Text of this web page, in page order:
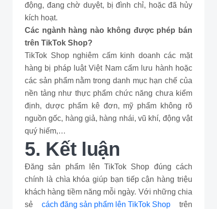
động, đang chờ duyệt, bị đình chỉ, hoặc đã hủy
kích hoạt.
Các ngành hàng nào không được phép bán
trên TikTok Shop?
TikTok Shop nghiêm cấm kinh doanh các mặt
hàng bị pháp luật Việt Nam cấm lưu hành hoặc
các sản phẩm nằm trong danh mục hạn chế của
nền tảng như thực phẩm chức năng chưa kiểm
định, dược phẩm kê đơn, mỹ phẩm không rõ
nguồn gốc, hàng giả, hàng nhái, vũ khí, động vật
quý hiếm,…
5. Kết luận
Đăng sản phẩm lên TikTok Shop đúng cách
chính là chìa khóa giúp bạn tiếp cận hàng triệu
khách hàng tiềm năng mỗi ngày. Với những chia
sẻ cách đăng sản phẩm lên TikTok Shop trên